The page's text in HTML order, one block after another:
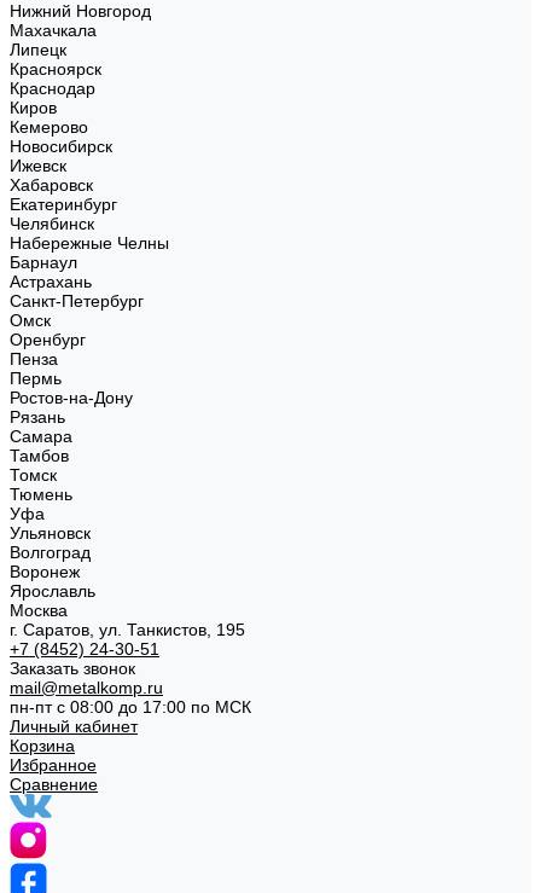
Нижний Новгород
Махачкала
Липецк
Красноярск
Краснодар
Киров
Кемерово
Новосибирск
Ижевск
Хабаровск
Екатеринбург
Челябинск
Набережные Челны
Барнаул
Астрахань
Санкт-Петербург
Омск
Оренбург
Пенза
Пермь
Ростов-на-Дону
Рязань
Самара
Тамбов
Томск
Тюмень
Уфа
Ульяновск
Волгоград
Воронеж
Ярославль
Москва
г. Саратов, ул. Танкистов, 195
+7 (8452) 24-30-51
Заказать звонок
mail@metalkomp.ru
пн-пт с 08:00 до 17:00 по МСК
Личный кабинет
Корзина
Избранное
Сравнение